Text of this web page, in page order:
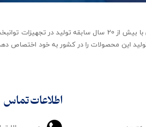
اطلاعات تماس
شرکت تجهیزات توانبخشی رهاورد مهر ایرانیان با بیش
این محصولات را در کشور به خود اختصاص